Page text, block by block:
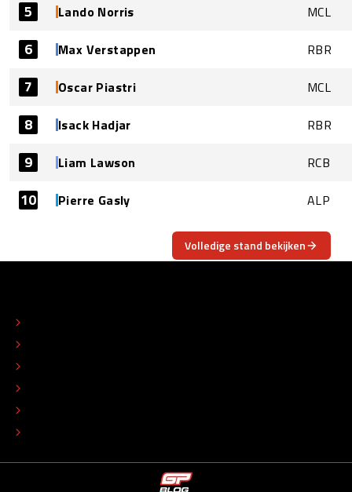
5 Lando Norris MCL
6 Max Verstappen RBR
7 Oscar Piastri MCL
8 Isack Hadjar RBR
9 Liam Lawson RCB
10 Pierre Gasly ALP
Volledige stand bekijken